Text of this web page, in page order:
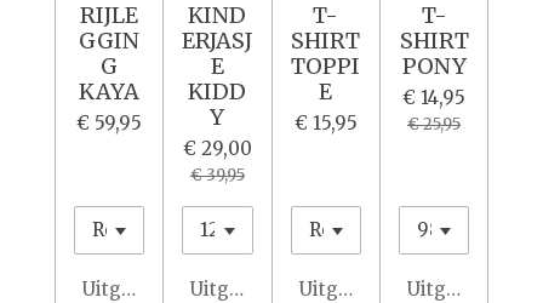
RIJLE
GGIN
G
KAYA
€ 59,95
Uitgeschakeld
KIND
ERJASJ
E
KIDD
Y
€ 29,00
€ 39,95
Uitgeschakeld
T-
SHIRT
TOPPI
E
€ 15,95
Uitgeschakeld
T-
SHIRT
PONY
€ 14,95
€ 25,95
Uitgeschakeld